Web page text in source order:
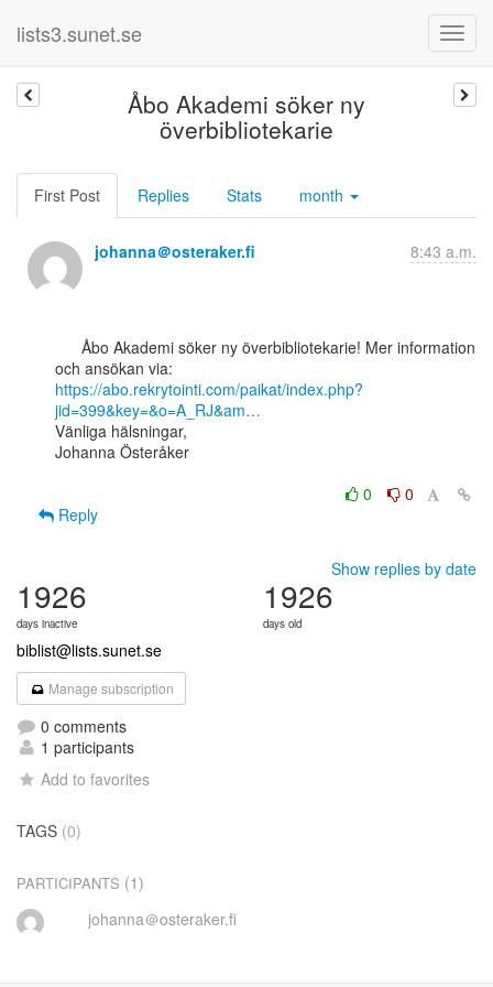
lists3.sunet.se
Åbo Akademi söker ny
överbibliotekarie
First Post Replies Stats month
johanna＠osteraker.fi 8:43 a.m.
https://abo.rekrytointi.com/paikat/index.php?
jid=399&key=&o=A_RJ&am…
Vänliga hälsningar,
Johanna Österåker
0
0
Reply
Show replies by date
1926
days inactive
1926
days old
biblist@lists.sunet.se
Manage subscription
0 comments
1 participants
Add to favorites
TAGS (0)
PARTICIPANTS (1)
johanna＠osteraker.fi